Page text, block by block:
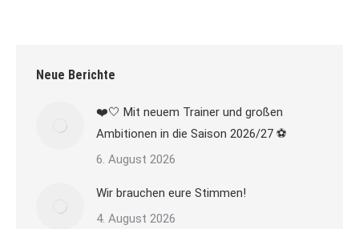
Neue Berichte
❤️🤍 Mit neuem Trainer und großen
Ambitionen in die Saison 2026/27 ⚽
6. August 2026
Wir brauchen eure Stimmen!
4. August 2026